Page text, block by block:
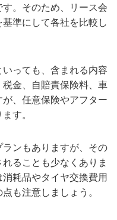
。そのため、リース会
準にして各社を比較し
っても、含まれる内容
金、自賠責保険料、車
、任意保険やアフター
す。
ンもありますが、その
ることも少なくありま
耗品やタイヤ交換費用
も注意しましょう。